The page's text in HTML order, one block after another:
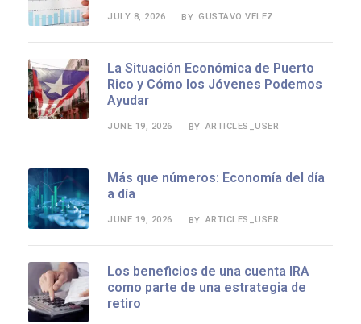
JULY 8, 2026 BY GUSTAVO VELEZ
La Situación Económica de Puerto
Rico y Cómo los Jóvenes Podemos
Ayudar
JUNE 19, 2026 BY ARTICLES_USER
Más que números: Economía del día
a día
JUNE 19, 2026 BY ARTICLES_USER
Los beneficios de una cuenta IRA
como parte de una estrategia de
retiro